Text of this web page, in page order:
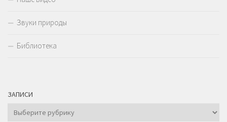
Звуки природы
Библиотека
ЗАПИСИ
Записи